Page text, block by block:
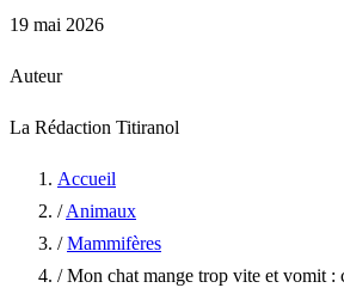
19 mai 2026
Auteur
La Rédaction Titiranol
Accueil
/ Animaux
/ Mammifères
/ Mon chat mange trop vite et vomit :